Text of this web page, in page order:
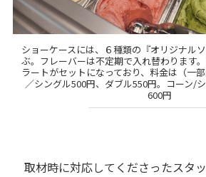
ショーケースには、６種類の『オリジナル
ぶ。フレーバーは不定期で入れ替わります
ラートがセットになっており、料金は（一
／シングル500円、ダブル550円。コーン/
600円
取材時に対応してくださったスタ